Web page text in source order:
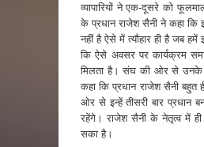
व्यापारियों ने एक-दूसरे को
के प्रधान राजेश सैनी ने कहा कि
नहीं है ऐसे में त्यौहार ही है जब
कि ऐसे अवसर पर कार्यक्रम
मिलता है। संघ की ओर से उनके
कहा कि प्रधान राजेश सैनी बहुत
ओर से इन्हें तीसरी बार प्रधान
रहेंगे। राजेश सैनी के नेतृत्व में ही
सका है।